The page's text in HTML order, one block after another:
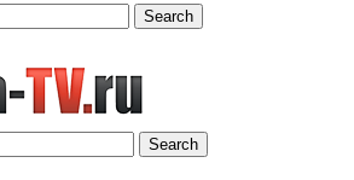
Search
Search